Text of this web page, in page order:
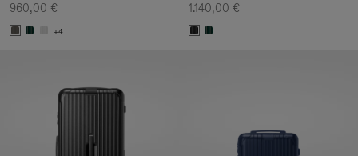
960,00 €
+4
1.140,00 €